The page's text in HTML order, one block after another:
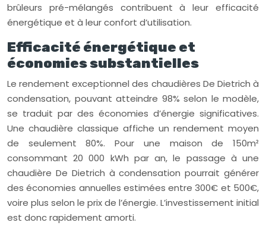
brûleurs pré-mélangés contribuent à leur efficacité
énergétique et à leur confort d’utilisation.
Efficacité énergétique et
économies substantielles
Le rendement exceptionnel des chaudières De Dietrich à
condensation, pouvant atteindre 98% selon le modèle,
se traduit par des économies d’énergie significatives.
Une chaudière classique affiche un rendement moyen
de seulement 80%. Pour une maison de 150m²
consommant 20 000 kWh par an, le passage à une
chaudière De Dietrich à condensation pourrait générer
des économies annuelles estimées entre 300€ et 500€,
voire plus selon le prix de l’énergie. L’investissement initial
est donc rapidement amorti.